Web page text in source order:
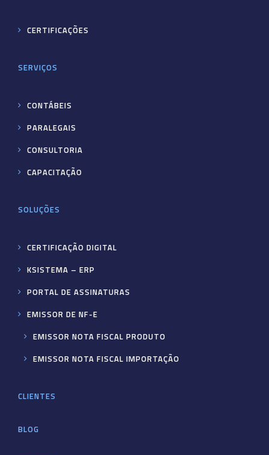
CERTIFICAÇÕES
SERVIÇOS
CONTÁBEIS
PARALEGAIS
CONSULTORIA
CAPACITAÇÃO
SOLUÇÕES
CERTIFICAÇÃO DIGITAL
KSISTEMA – ERP
PORTAL DE ASSINATURAS
EMISSOR DE NF-E
EMISSOR NOTA FISCAL PRODUTO
EMISSOR NOTA FISCAL IMPORTAÇÃO
CLIENTES
BLOG